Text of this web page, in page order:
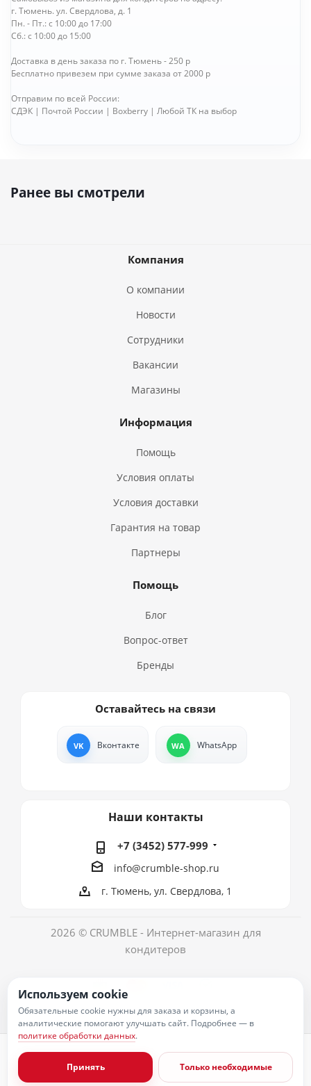
г. Тюмень. ул. Свердлова, д. 1
Пн. - Пт.: с 10:00 до 17:00
Сб.: с 10:00 до 15:00
Доставка в день заказа по г. Тюмень - 250 р
Бесплатно привезем при сумме заказа от 2000 р
Отправим по всей России:
СДЭК | Почтой России | Boxberry | Любой ТК на выбор
Ранее вы смотрели
Компания
О компании
Новости
Сотрудники
Вакансии
Магазины
Информация
Помощь
Условия оплаты
Условия доставки
Гарантия на товар
Партнеры
Помощь
Блог
Вопрос-ответ
Бренды
Оставайтесь на связи
Вконтакте WhatsApp
Наши контакты
+7 (3452) 577-999
info@crumble-shop.ru
г. Тюмень, ул. Свердлова, 1
2026 © CRUMBLE - Интернет-магазин для
кондитеров
Согласие на обработку персональных данных
Публичная оферта
Пользовательское соглашение
Используем cookie
Обязательные cookie нужны для заказа и корзины, а
аналитические помогают улучшать сайт. Подробнее — в
политике обработки данных.
Принять Только необходимые